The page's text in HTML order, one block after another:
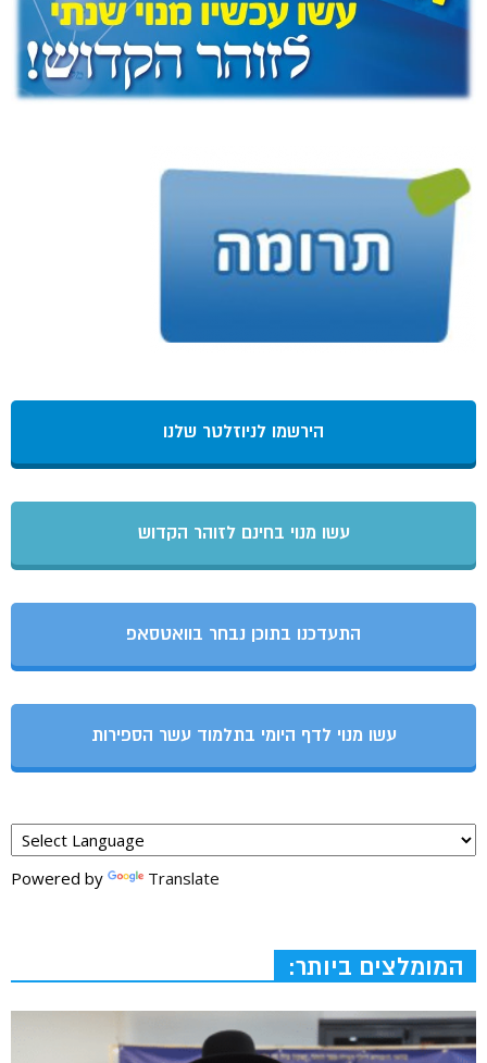
הירשמו לניוזלטר שלנו
עשו מנוי בחינם לזוהר הקדוש
התעדכנו בתוכן נבחר בוואטסאפ
עשו מנוי לדף היומי בתלמוד עשר הספירות
Powered by Translate
המומלצים ביותר: